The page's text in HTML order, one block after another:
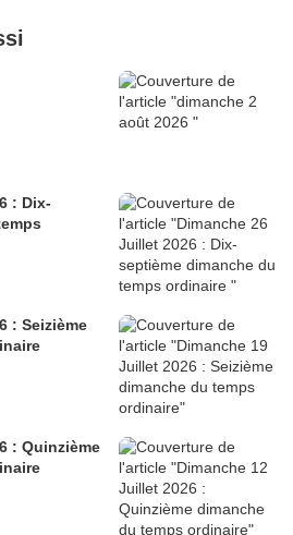
: Dix-
: Seizième